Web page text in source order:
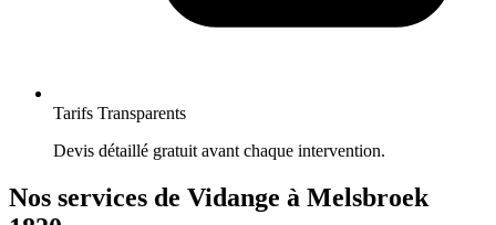
Tarifs Transparents
Devis détaillé gratuit avant chaque intervention.
Nos services de Vidange à Melsbroek